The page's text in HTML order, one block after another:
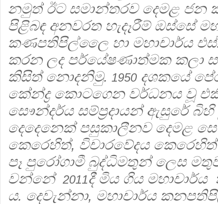
නමුත් ඊට සමාන්තරව දෙමළ ජන
පිළිබඳ අනවරත හැදෑරීම් ඔස්සේ
කණපතිපිල්ලෛ හා මහාචාර්ය
කරන ලද පර්යේෂණාත්මක කලා
කිසිත් නොදනිමු. 1950 දශකයේ
කේන්ද්‍ර කොටගෙන වර්ධනය වූ
සෞන්දර්ය සම්ප්‍රදායන් ඇසුරේ බිහි
දෙදෙනෙක් පසුකාලීනව දෙමළ
කෙරෙහිත්, විචාරවේදය
පෑ පුරෝගාමී බුද්ධිමතුන් ලෙස
වන්නේ 2011දී මිය ගිය
ය. දෙවැන්නා, මහාචාර්ය